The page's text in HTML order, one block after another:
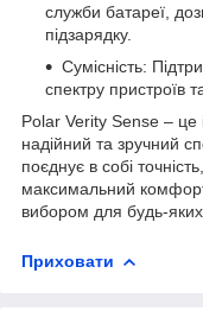
служби батареї,
підзарядку.
Сумісність:
спектру пристроїв
Polar Verity Sense – це
надійний та зручний
поєднує в собі
максимальний
вибором для будь-яких
Приховати